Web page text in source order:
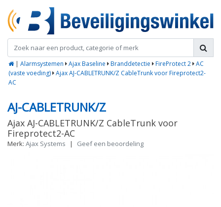
| Alarmsystemen Ajax Baseline Branddetectie FireProtect 2 AC
(vaste voeding) Ajax AJ-CABLETRUNK/Z CableTrunk voor Fireprotect2-
AC
AJ-CABLETRUNK/Z
Ajax AJ-CABLETRUNK/Z CableTrunk voor
Fireprotect2-AC
Merk: Ajax Systems | Geef een beoordeling